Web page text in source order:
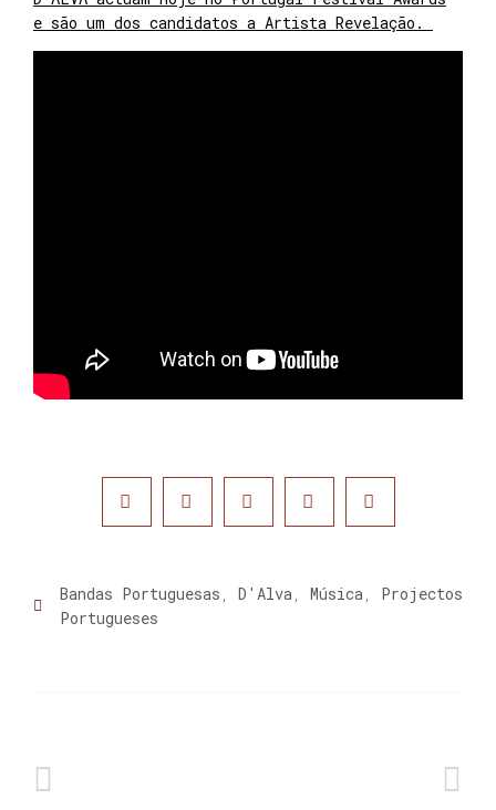
e são um dos candidatos a Artista Revelação.
Bandas Portuguesas , D'Alva, Música, Projectos
Portugueses